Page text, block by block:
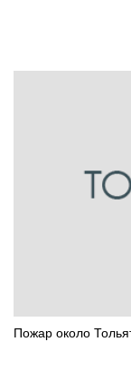
Пожар около